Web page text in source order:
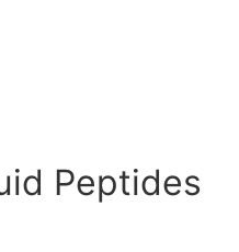
Peptides